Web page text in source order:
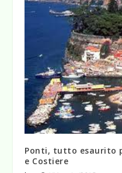
Ponti, tutto esaurito
e Costiere